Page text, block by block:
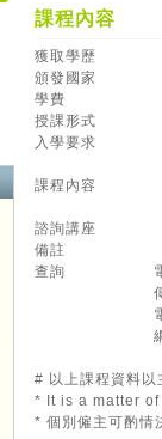
課程內容
獲取學歷
頒發國家
學費
授課形式
入學要求
課程內容
諮詢講座
備註
查詢
# 以上課程資料以
* It is a matter
* 個別僱主可酌情